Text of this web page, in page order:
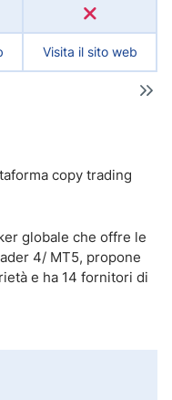
Visita il sito web
copy trading
globale che offre le
4/ MT5, propone
e ha 14 fornitori di